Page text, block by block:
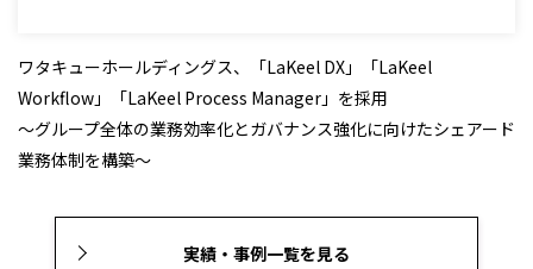
ワタキューホールディングス、「LaKeel DX」「LaKeel
Workflow」「LaKeel Process Manager」を採用
～グループ全体の業務効率化とガバナンス強化に向けたシェアード
業務体制を構築～
実績・事例一覧を見る